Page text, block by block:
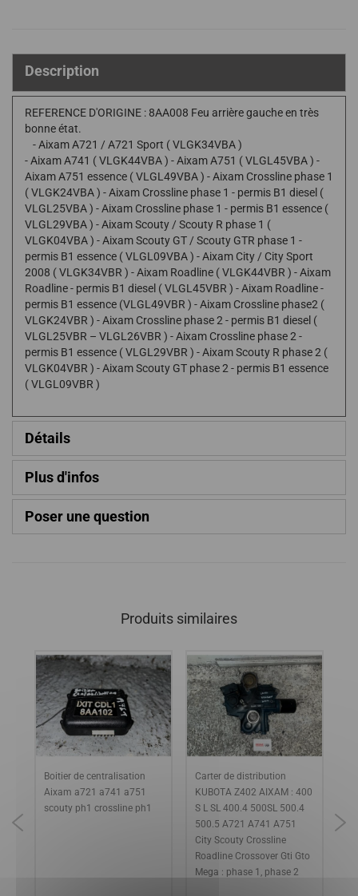
Description
REFERENCE D'ORIGINE : 8AA008 Feu arrière gauche en très
bonne état.
- Aixam A721 / A721 Sport ( VLGK34VBA )
- Aixam A741 ( VLGK44VBA ) - Aixam A751 ( VLGL45VBA ) -
Aixam A751 essence ( VLGL49VBA ) - Aixam Crossline phase 1
( VLGK24VBA ) - Aixam Crossline phase 1 - permis B1 diesel (
VLGL25VBA ) - Aixam Crossline phase 1 - permis B1 essence (
VLGL29VBA ) - Aixam Scouty / Scouty R phase 1 (
VLGK04VBA ) - Aixam Scouty GT / Scouty GTR phase 1 -
permis B1 essence ( VLGL09VBA ) - Aixam City / City Sport
2008 ( VLGK34VBR ) - Aixam Roadline ( VLGK44VBR ) - Aixam
Roadline - permis B1 diesel ( VLGL45VBR ) - Aixam Roadline -
permis B1 essence (VLGL49VBR ) - Aixam Crossline phase2 (
VLGK24VBR ) - Aixam Crossline phase 2 - permis B1 diesel (
VLGL25VBR – VLGL26VBR ) - Aixam Crossline phase 2 -
permis B1 essence ( VLGL29VBR ) - Aixam Scouty R phase 2 (
VLGK04VBR ) - Aixam Scouty GT phase 2 - permis B1 essence
( VLGL09VBR )
Détails
Plus d'infos
Poser une question
Produits similaires
Boitier de centralisation
Aixam a721 a741 a751
scouty ph1 crossline ph1
Carter de distribution
KUBOTA Z402 AIXAM : 400
S L SL 400.4 500SL 500.4
500.5 A721 A741 A751
City Scouty Crossline
Roadline Crossover Gti Gto
Mega : phase 1, phase 2